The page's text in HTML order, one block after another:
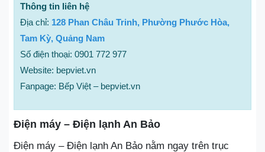
Thông tin liên hệ
Địa chỉ: 128 Phan Châu Trinh, Phường Phước Hòa,
Tam Kỳ, Quảng Nam
Số điện thoại: 0901 772 977
Website: bepviet.vn
Fanpage: Bếp Việt – bepviet.vn
Điện máy – Điện lạnh An Bảo
Điện máy – Điện lạnh An Bảo nằm ngay trên trục